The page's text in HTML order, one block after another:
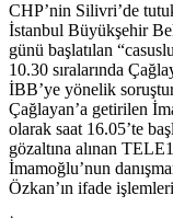
CHP’nin Silivri’de
İstanbul Büyükşehir
günü başlatılan
10.30 sıralarında
İBB’ye yönelik
Çağlayan’a getirilen
olarak saat 16.05’te
gözaltına alınan
İmamoğlu’nun
Özkan’ın ifade